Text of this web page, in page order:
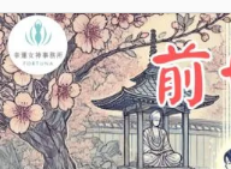
前
世
回
溯
解